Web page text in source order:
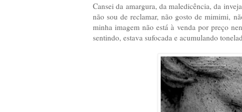
Cansei da amargura, da maledicência, da
não sou de reclamar, não gosto de mimimi,
minha imagem não está à venda por preço
sentindo, estava sufocada e acumulando